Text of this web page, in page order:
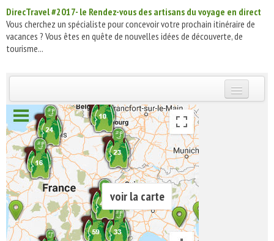
DirecTravel #2017- le Rendez-vous des artisans du voyage en direct
Vous cherchez un spécialiste pour concevoir votre prochain itinéraire de
vacances ? Vous êtes en quête de nouvelles idées de découverte, de
tourisme...
INSCRIVEZ-VOUS | ABONNEZ-VOUS
voir la carte